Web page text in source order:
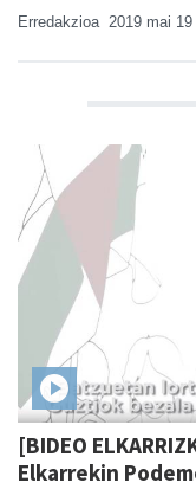
Erredakzioa 2019 mai 19
[BIDEO
Elkarrekin